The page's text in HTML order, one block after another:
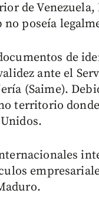
de
no poseía
de
ante el
(Saime).
territorio